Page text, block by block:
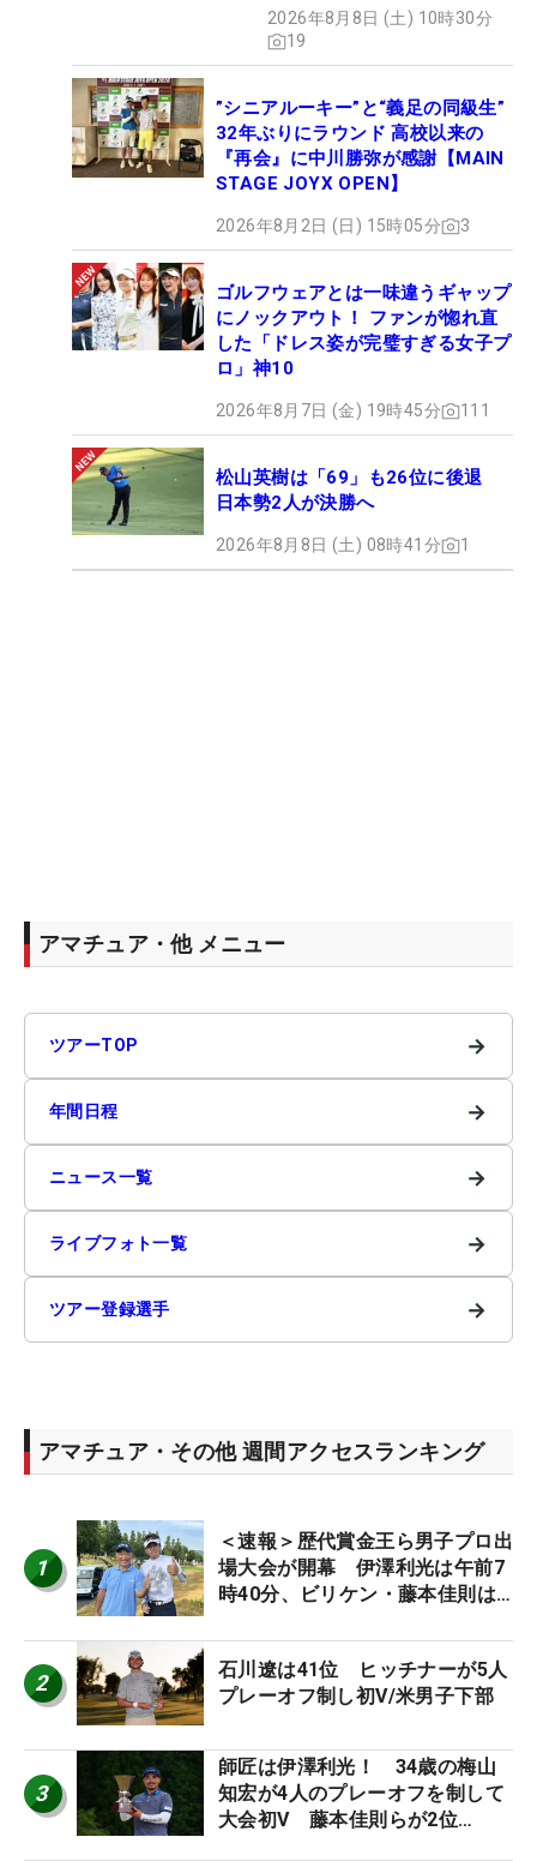
2026年8月8日 (土) 10時30分
19
”シニアルーキー”と“義足の同級生”
32年ぶりにラウンド 高校以来の
『再会』に中川勝弥が感謝【MAIN
STAGE JOYX OPEN】
2026年8月2日 (日) 15時05分 3
ゴルフウェアとは一味違うギャップ
にノックアウト！ ファンが惚れ直
した「ドレス姿が完璧すぎる女子プ
ロ」神10
2026年8月7日 (金) 19時45分 111
松山英樹は「69」も26位に後退
日本勢2人が決勝へ
2026年8月8日 (土) 08時41分 1
アマチュア・他 メニュー
ツアーTOP →
年間日程 →
ニュース一覧 →
ライブフォト一覧 →
ツアー登録選手 →
アマチュア・その他 週間アクセスランキング
1
＜速報＞歴代賞金王ら男子プロ出
場大会が開幕 伊澤利光は午前7
時40分、ビリケン・藤本佳則は
STAGE JOYX OPEN】
2
石川遼は41位 ヒッチナーが5人
プレーオフ制し初V/米男子下部
3
師匠は伊澤利光！ 34歳の梅山
知宏が4人のプレーオフを制して
大会初V 藤本佳則らが2位